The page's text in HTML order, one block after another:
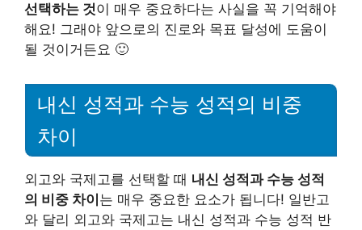
선택하는 것이 매우 중요하다는 사실을 꼭 기억해야
해요! 그래야 앞으로의 진로와 목표 달성에 도움이
될 것이거든요 🙂
내신 성적과 수능 성적의 비중
차이
외고와 국제고를 선택할 때 내신 성적과 수능 성적
의 비중 차이는 매우 중요한 요소가 됩니다! 일반고
와 달리 외고와 국제고는 내신 성적과 수능 성적 반